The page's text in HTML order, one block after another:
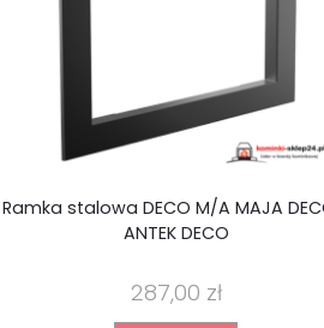
Ramka stalowa DECO M/A MAJA
ANTEK DECO
287,00 zł